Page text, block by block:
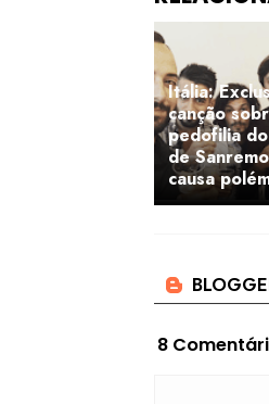
Itália:
canção
pedofilia
de
causa
8